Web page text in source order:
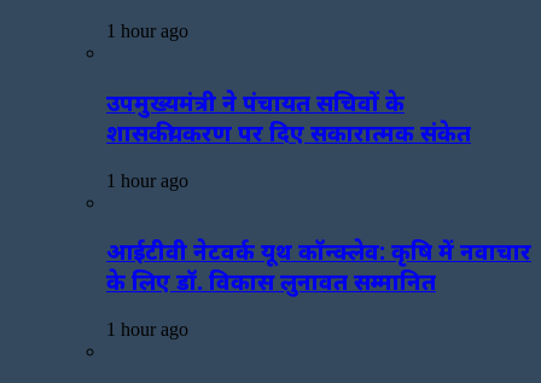
1 hour ago
उपमुख्यमंत्री ने पंचायत सचिवों के
शासकीयकरण पर दिए सकारात्मक संकेत
1 hour ago
आईटीवी नेटवर्क यूथ कॉन्क्लेव: कृषि में नवाचार
के लिए डॉ. विकास लुनावत सम्मानित
1 hour ago